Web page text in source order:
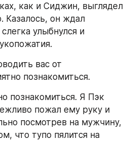
как и Сиджин, выглядел
Казалось, он ждал
улыбнулся и
вас от
познакомиться.
познакомиться. Я Пэк
пожал ему руку и
посмотрев на мужчину,
что тупо пялится на